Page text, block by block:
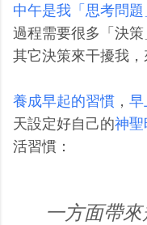
中午是我「思考問
過程需要很多「決
其它決策來干擾我，
養成早起的習慣 ， 早
天設定好自己的神聖
活習慣：
一方面帶